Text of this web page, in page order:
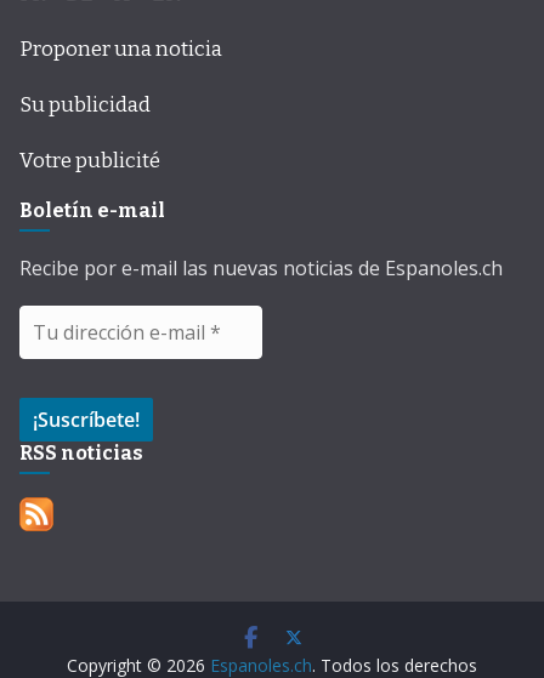
Proponer una noticia
Su publicidad
Votre publicité
Boletín e-mail
Recibe por e-mail las nuevas noticias de Espanoles.ch
RSS noticias
Copyright © 2026 Espanoles.ch. Todos los derechos